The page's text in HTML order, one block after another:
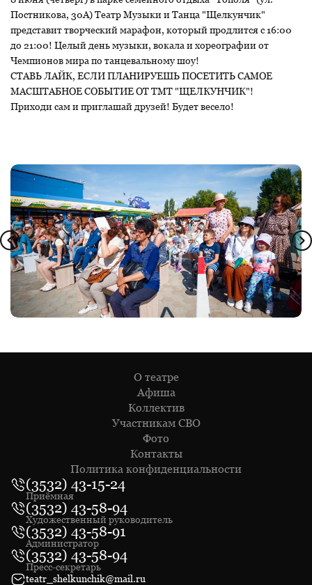
Постникова, 30А) Театр Музыки и Танца "Щелкунчик"
представит творческий марафон, который продлится с 16:00
до 21:00! Целый день музыки, вокала и хореографии от
Чемпионов мира по танцевальному шоу!
СТАВЬ ЛАЙК, ЕСЛИ ПЛАНИРУЕШЬ ПОСЕТИТЬ САМОЕ
МАСШТАБНОЕ СОБЫТИЕ ОТ ТМТ "ЩЕЛКУНЧИК"!
Приходи сам и приглашай друзей! Будет весело!
О театре
Афиша
Коллектив
Участникам СВО
Фото
Контакты
Политика конфиденциальности
(3532) 43-15-24
Приёмная
(3532) 43-58-94
Художественный руководитель
(3532) 43-58-91
Администратор
(3532) 43-58-94
Пресс-секретарь
teatr_shelkunchik@mail.ru